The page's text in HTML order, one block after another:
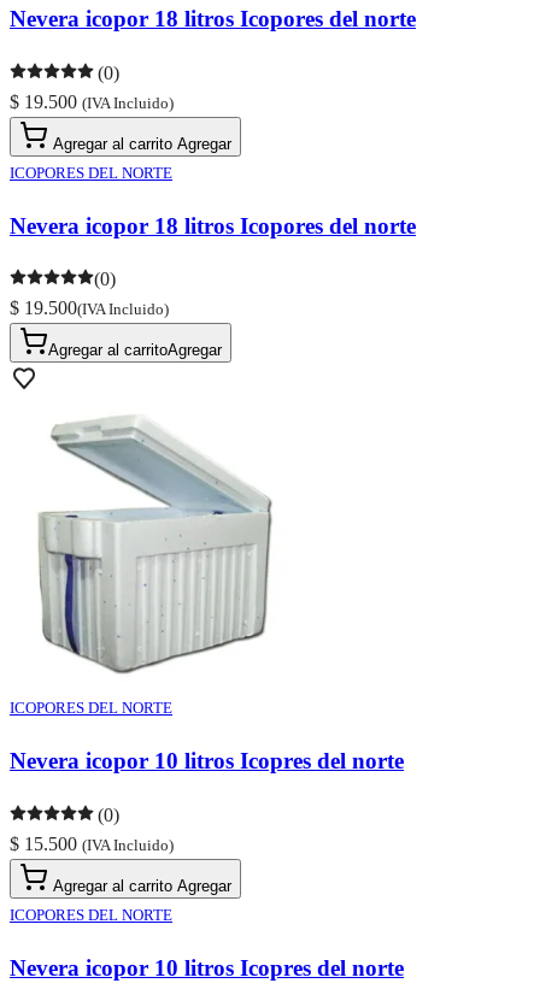
Nevera icopor 18 litros Icopores del norte
(0)
$ 19.500 (IVA Incluido)
Agregar al carrito Agregar
ICOPORES DEL NORTE
Nevera icopor 18 litros Icopores del norte
(0)
$ 19.500(IVA Incluido)
Agregar al carritoAgregar
ICOPORES DEL NORTE
Nevera icopor 10 litros Icopres del norte
(0)
$ 15.500 (IVA Incluido)
Agregar al carrito Agregar
ICOPORES DEL NORTE
Nevera icopor 10 litros Icopres del norte